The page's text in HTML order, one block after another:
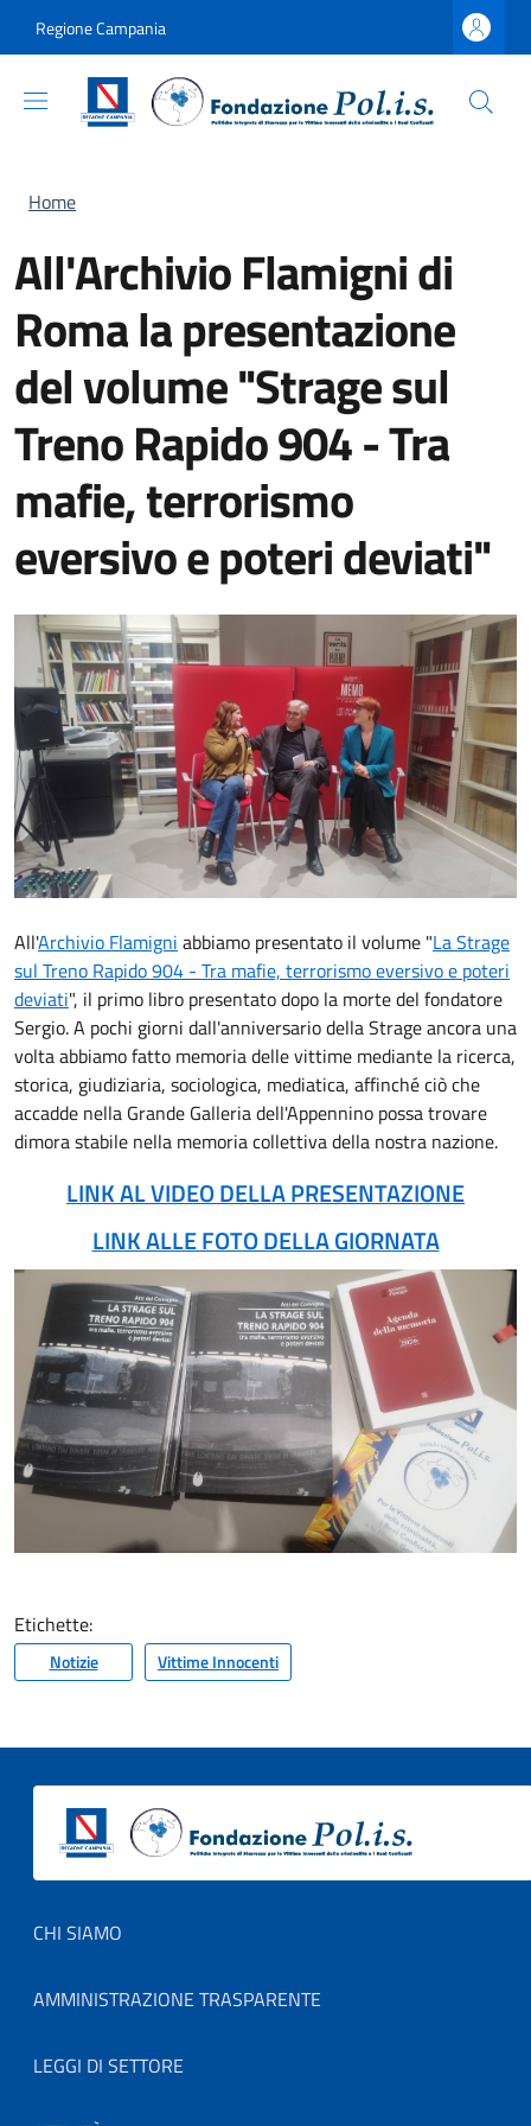
Regione Campania
Briciole di pane
Home
All'Archivio Flamigni di
Roma la presentazione
del volume "Strage sul
Treno Rapido 904 - Tra
mafie, terrorismo
eversivo e poteri deviati"
All'Archivio Flamigni abbiamo presentato il volume "La Strage
sul Treno Rapido 904 - Tra mafie, terrorismo eversivo e poteri
deviati", il primo libro presentato dopo la morte del fondatore
Sergio. A pochi giorni dall'anniversario della Strage ancora una
volta abbiamo fatto memoria delle vittime mediante la ricerca,
storica, giudiziaria, sociologica, mediatica, affinché ciò che
accadde nella Grande Galleria dell'Appennino possa trovare
dimora stabile nella memoria collettiva della nostra nazione.
LINK AL VIDEO DELLA PRESENTAZIONE
LINK ALLE FOTO DELLA GIORNATA
Etichette:
Notizie Vittime Innocenti
Footer menu
CHI SIAMO
AMMINISTRAZIONE TRASPARENTE
LEGGI DI SETTORE